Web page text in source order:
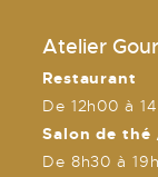
Atelier
Restaurant
De 12h00 à
Salon de thé
De 8h30 à